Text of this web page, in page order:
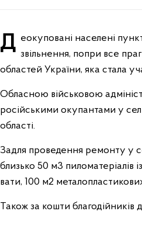
Деокуповані населені пункти Херсонщини зазнали значних пошкоджень та руйнувань. Їх жителі, дочекавшись звільнення, попри все
областей України, яка стала
Обласною військовою
російськими окупантами у
області.
Задля проведення ремонту у
близько 50 м3 пиломатеріалів
вати, 100 м2
Також за кошти